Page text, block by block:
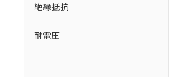
絶縁抵抗
耐電圧